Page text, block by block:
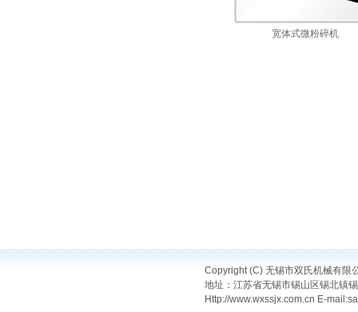
宽体式微粉碎机
Copyright (C) 无锡市双氏机械有限
地址：江苏省无锡市锡山区锡北镇
Http://www.wxssjx.com.cn E-